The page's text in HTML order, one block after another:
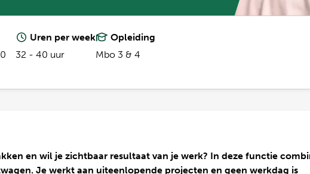
Uren per week
32 - 40 uur
Opleiding
Mbo 3 & 4
en wil je zichtbaar resultaat van je werk? In deze functie
Je werkt aan uiteenlopende projecten en geen werkdag is